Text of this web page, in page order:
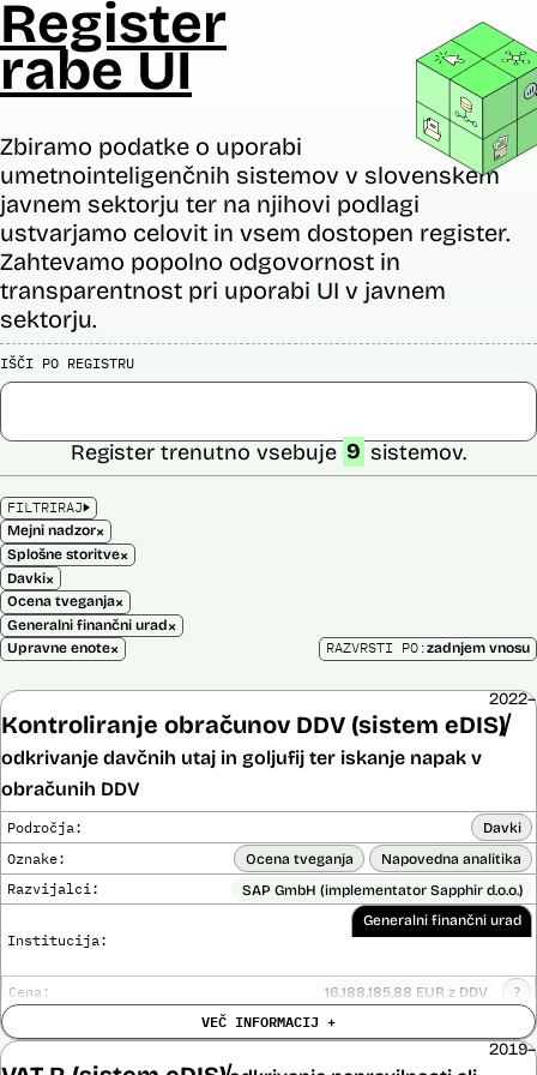
Register
rabe UI
Zbiramo podatke o uporabi
umetnointeligenčnih sistemov v slovenskem
javnem sektorju ter na njihovi podlagi
ustvarjamo celovit in vsem dostopen register.
Zahtevamo popolno odgovornost in
transparentnost pri uporabi UI v javnem
sektorju.
IŠČI PO REGISTRU
FILTRIRAJ
Mejni nadzor×
Splošne storitve×
Davki×
Ocena tveganja×
Generalni finančni urad×
Upravne enote×
Register trenutno vsebuje 9 sistemov.
RAZVRSTI PO:zadnjem vnosu
Kontroliranje obračunov DDV (sistem eDIS)
odkrivanje davčnih utaj in goljufij ter iskanje napak v
obračunih DDV
2022–
Področja: Davki
Oznake: Ocena tveganja Napovedna analitika
Razvijalci: SAP GmbH (implementator Sapphir d.o.o.)
Institucija:
Generalni finančni urad
Cena: 16.188.185,88 EUR z DDV ?
licence:
VEČ INFORMACIJ +
2019–